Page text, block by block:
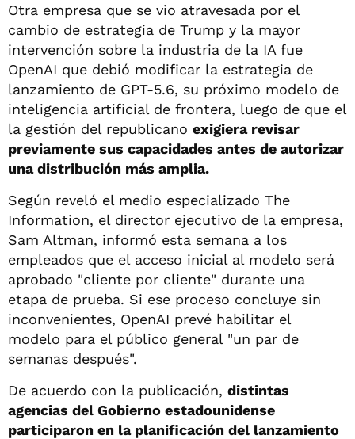
Otra empresa que se vio atravesada por el
cambio de estrategia de Trump y la mayor
intervención sobre la industria de la IA fue
OpenAI que debió modificar la estrategia de
lanzamiento de GPT-5.6, su próximo modelo de
inteligencia artificial de frontera, luego de que el
la gestión del republicano exigiera revisar
previamente sus capacidades antes de autorizar
una distribución más amplia.
Según reveló el medio especializado The
Information, el director ejecutivo de la empresa,
Sam Altman, informó esta semana a los
empleados que el acceso inicial al modelo será
aprobado "cliente por cliente" durante una
etapa de prueba. Si ese proceso concluye sin
inconvenientes, OpenAI prevé habilitar el
modelo para el público general "un par de
semanas después".
De acuerdo con la publicación, distintas
agencias del Gobierno estadounidense
participaron en la planificación del lanzamiento